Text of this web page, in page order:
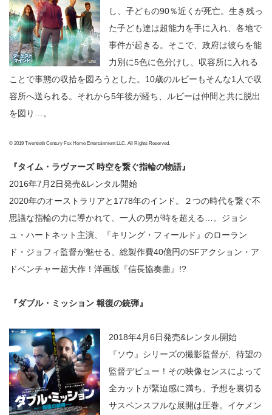
し、子どもの90％近くが死亡。生き残っ
た子ども達は超能力を手に入れ、各地で
事件が起きる。そこで、政府は彼らを能
力別に5色に色分けし、収容所に入れる
ことで事態の収拾を図ろうとした。10歳のルビーもそんな1人で収
容所へ送られる。それから5年後が経ち、ルビーは仲間と共に脱出
を図り…。
© 2019 Twentieth Century Fox Home Entertainment LLC. All Rights Reserved.
『タイム・ラヴァーズ 時空を繋ぐ指輪の物語』
2016年7月2日発売&レンタル開始
2020年のオーストラリアと1778年のインド。２つの時代を繋ぐ不
思議な指輪の力に導かれて、一人の男が時を超える…。ジョシ
ュ・ハートネット主演、『キリング・フィールド』のローラン
ド・ジョフィ監督が魅せる、総製作費40億円のSFアクション・ア
ドベンチャー超大作！洋画版『信長協奏曲』!?
『ダブル・ミッション 報復の銃弾』
2018年4月6日発売&レンタル開始
『ソウ』シリーズの撮影監督が、待望の
監督デビュー！その映像センスによって
全カットが緊迫感に満ち、予想を裏切る
サスペンスフルな展開は圧巻。イケメン